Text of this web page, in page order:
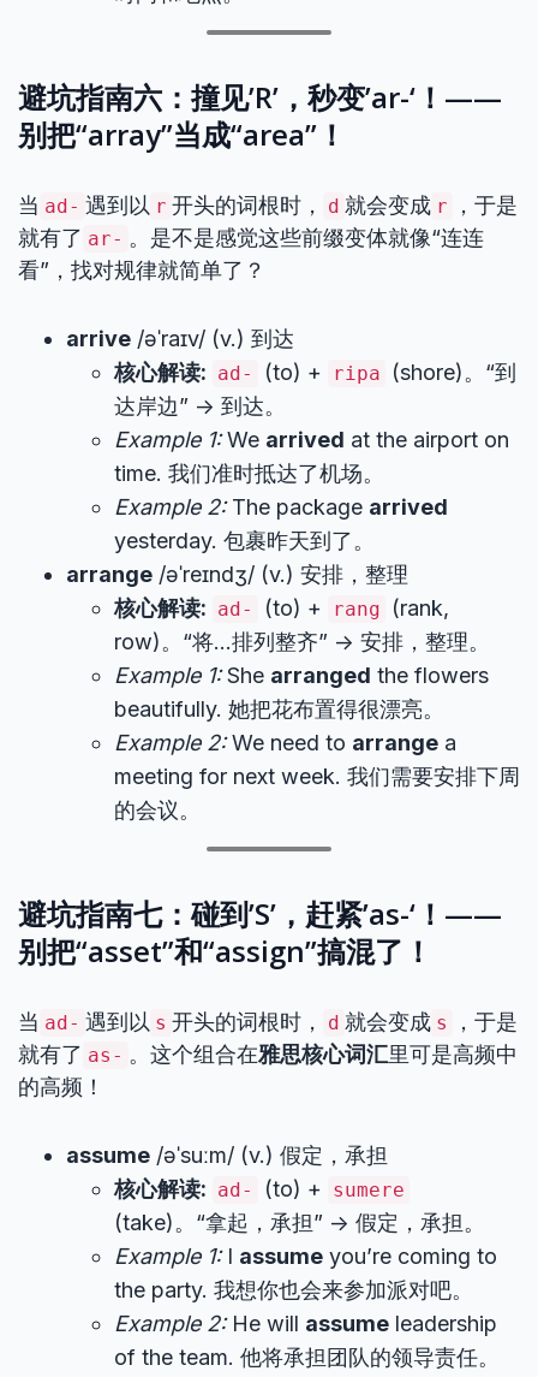
避坑指南六：撞见’R’，秒变’ar-‘！——
别把“array”当成“area”！
当 ad- 遇到以 r 开头的词根时， d 就会变成 r
，于是
就有了 ar- 。是不是感觉这些前缀变体就像“连连
看”，找对规律就简单了？
arrive /əˈraɪv/ (v.) 到达
核心解读: ad- (to) + ripa
(shore)。“到
达岸边” -> 到达。
Example 1:We arrived at the airport on
time. 我们准时抵达了机场。
Example 2:The package arrived
yesterday. 包裹昨天到了。
arrange /əˈreɪndʒ/ (v.) 安排，整理
核心解读: ad- (to) + rang
(rank,
row)。“将…排列整齐” -> 安排，整理。
Example 1:She arranged the flowers
beautifully. 她把花布置得很漂亮。
Example 2:We need to arrange a
meeting for next week. 我们需要安排下周
的会议。
避坑指南七：碰到’S’，赶紧’as-‘！——
别把“asset”和“assign”搞混了！
当 ad- 遇到以 s 开头的词根时， d 就会变成 s
，于是
就有了 as- 。这个组合在雅思核心词汇里可是高频中
的高频！
assume /əˈsuːm/ (v.) 假定，承担
核心解读: ad- (to) + sumere
(take)。“拿起，承担” -> 假定，承担。
Example 1:I assume you’re coming to
the party. 我想你也会来参加派对吧。
Example 2:He will assume leadership
of the team. 他将承担团队的领导责任。